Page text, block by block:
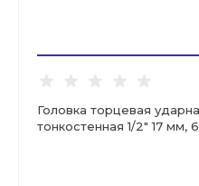
Головка торцевая
тонкостенная 1/2" 17 мм,